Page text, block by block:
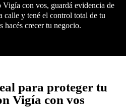
Vigía con vos, guardá evidencia de
calle y tené el control total de tu
hacés crecer tu negocio.
para proteger tu
Vigía con vos